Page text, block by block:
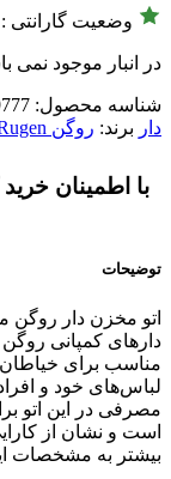
وضعیت گارانتی
در انبار موجود نمی
شناسه محصول:
دار برند: روگن Rugen
با اطمینان خرید
توضیحات
دارهای کمپانی
مناسب برای
لباس‌های خود و
است و نشان از
بیشتر به مشخصات